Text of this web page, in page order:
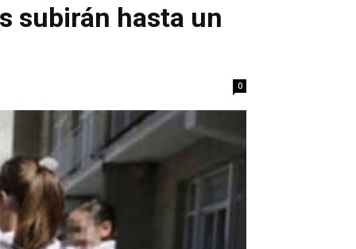
subirán hasta un
0